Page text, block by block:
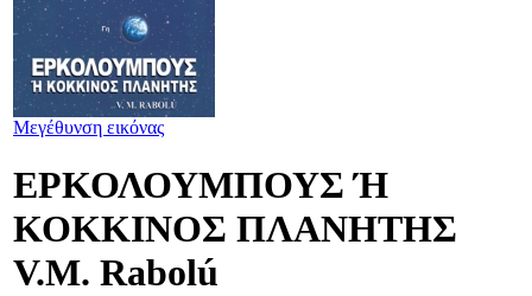
Μεγέθυνση εικόνας
ΕΡΚΟΛΟΥΜΠΟΥΣ Ή
ΚΟΚΚΙΝΟΣ ΠΛΑΝΗΤΗΣ
V.M. Rabolú